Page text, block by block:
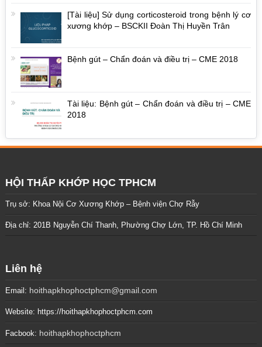
[Tài liệu] Sử dụng corticosteroid trong bệnh lý cơ
xương khớp – BSCKII Đoàn Thị Huyền Trân
Bệnh gút – Chẩn đoán và điều trị – CME 2018
Tài liệu: Bệnh gút – Chẩn đoán và điều trị – CME
2018
HỘI THẤP KHỚP HỌC TPHCM
Trụ sở: Khoa Nội Cơ Xương Khớp – Bệnh viện Chợ Rẫy
Địa chỉ: 201B Nguyễn Chí Thanh, Phường Chợ Lớn, TP. Hồ Chí Minh
Liên hệ
Email: hoithapkhophoctphcm@gmail.com
Website: https://hoithapkhophoctphcm.com
Facbook: hoithapkhophoctphcm